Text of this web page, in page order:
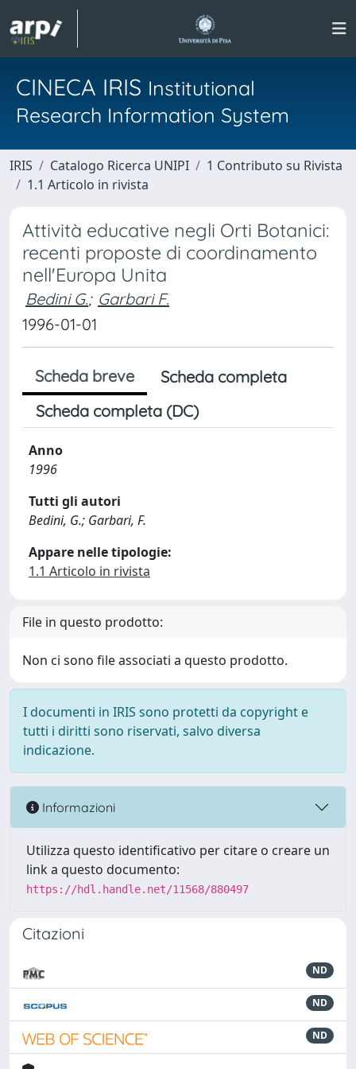
CINECA IRIS Institutional
Research Information System
IRIS Catalogo Ricerca UNIPI
1 Contributo su Rivista
1.1 Articolo in rivista
Attività educative negli Orti Botanici:
recenti proposte di coordinamento
nell'Europa Unita
Bedini G.; Garbari F.
1996-01-01
Scheda breve
Scheda completa
Scheda completa (DC)
Anno
1996
Tutti gli autori
Bedini, G.; Garbari, F.
Appare nelle tipologie:
1.1 Articolo in rivista
File in questo prodotto:
Non ci sono file associati a questo prodotto.
I documenti in IRIS sono protetti da copyright e
tutti i diritti sono riservati, salvo diversa
indicazione.
Informazioni
Utilizza questo identificativo per citare o creare un
link a questo documento:
https://hdl.handle.net/11568/880497
Citazioni
ND
ND
ND